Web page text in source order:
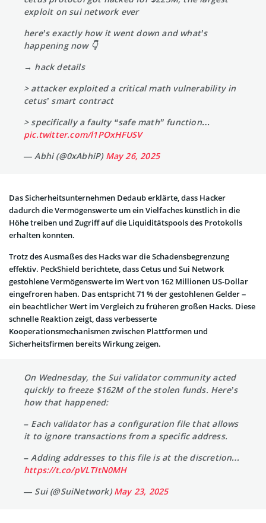
exploit on sui network ever
here’s exactly how it went down and what’s
happening now 👇
→ hack details
> attacker exploited a critical math vulnerability in
cetus’ smart contract
> specifically a faulty “safe math” function…
pic.twitter.com/l1POxHFUSV
— Abhi (@0xAbhiP) May 26, 2025
Das Sicherheitsunternehmen Dedaub erklärte, dass Hacker
dadurch die Vermögenswerte um ein Vielfaches künstlich in die
Höhe treiben und Zugriff auf die Liquiditätspools des Protokolls
erhalten konnten.
Trotz des Ausmaßes des Hacks war die Schadensbegrenzung
effektiv. PeckShield berichtete, dass Cetus und Sui Network
gestohlene Vermögenswerte im Wert von 162 Millionen US-Dollar
eingefroren haben. Das entspricht 71 % der gestohlenen Gelder –
ein beachtlicher Wert im Vergleich zu früheren großen Hacks. Diese
schnelle Reaktion zeigt, dass verbesserte
Kooperationsmechanismen zwischen Plattformen und
Sicherheitsfirmen bereits Wirkung zeigen.
On Wednesday, the Sui validator community acted
quickly to freeze $162M of the stolen funds. Here’s
how that happened:
– Each validator has a configuration file that allows
it to ignore transactions from a specific address.
– Adding addresses to this file is at the discretion…
https://t.co/pVLTItN0MH
— Sui (@SuiNetwork)May 23, 2025